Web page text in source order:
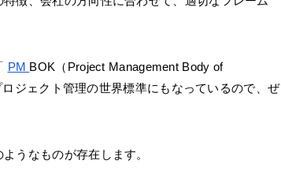
PM BOK（Project Management Body of
ジェクト管理の世界標準にもなっているので、ぜ
うなものが存在します。